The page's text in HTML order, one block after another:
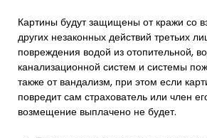
Картины будут защищены от кражи со
других незаконных действий третьих
повреждения водой из отопительной,
канализационной систем и системы
также от вандализм, при этом если
повредит сам страхователь или член
возмещение выплачено не будет.